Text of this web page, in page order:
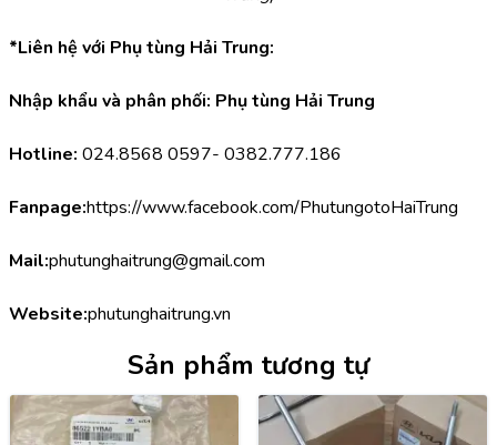
*Liên hệ với Phụ tùng Hải Trung:
Nhập khẩu và phân phối: Phụ tùng Hải Trung
Hotline: 024.8568 0597- 0382.777.186
Fanpage:https://www.facebook.com/PhutungotoHaiTrung
Mail:phutunghaitrung@gmail.com
Website:phutunghaitrung.vn
Sản phẩm tương tự